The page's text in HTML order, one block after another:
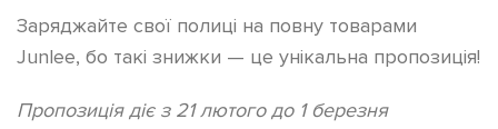
Заряджайте свої полиці на повну товарами
Junlee, бо такі знижки — це унікальна пропозиція!
Пропозиція діє з 21 лютого до 1 березня